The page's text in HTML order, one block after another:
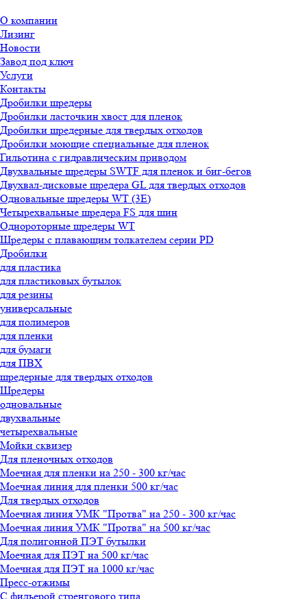
О компании
Лизинг
Новости
Завод под ключ
Услуги
Контакты
Дробилки шредеры
Дробилки ласточкин хвост для пленок
Дробилки шредерные для твердых отходов
Дробилки моющие специальные для пленок
Гильотина с гидравлическим приводом
Двухвальные шредеры SWTF для пленок и биг-бегов
Двухвал-дисковые шредера GL для твердых отходов
Одновальные шредеры WT (3E)
Четырехвальные шредера FS для шин
Однороторные шредеры WT
Шредеры с плавающим толкателем серии PD
Дробилки
для пластика
для пластиковых бутылок
для резины
универсальные
для полимеров
для пленки
для бумаги
для ПВХ
шредерные для твердых отходов
Шредеры
одновальные
двухвальные
четырехвальные
Мойки сквизер
Для пленочных отходов
Моечная для пленки на 250 - 300 кг/час
Моечная линия для пленки 500 кг/час
Для твердых отходов
Моечная линия УМК "Протва" на 250 - 300 кг/час
Моечная линия УМК "Протва" на 500 кг/час
Для полигонной ПЭТ бутылки
Моечная для ПЭТ на 500 кг/час
Моечная для ПЭТ на 1000 кг/час
Пресс-отжимы
С фильерой стренгового типа